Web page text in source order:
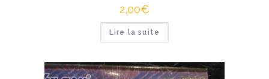
2,00€
Lire la suite